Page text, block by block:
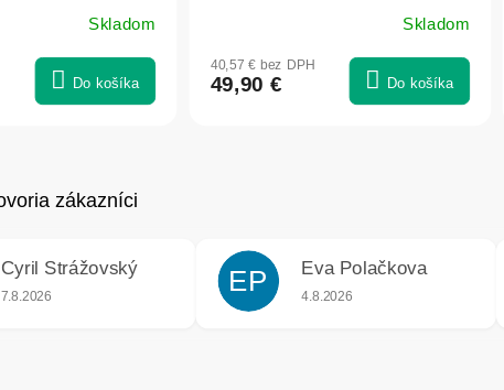
Skladom
Do košíka
Skladom
40,57 € bez DPH
49,90 € Do košíka
Cyril Strážovský
Hodnotenie obchodu je 5 z 5 hviezdičiek.
7.8.2026 EP Eva Polačkova
Hodnotenie obchodu je 5 z 5
4.8.2026